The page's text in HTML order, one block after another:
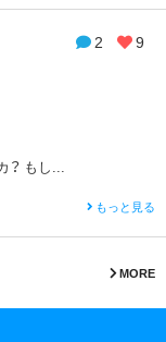
2 9
もし...
もっと見る
MORE